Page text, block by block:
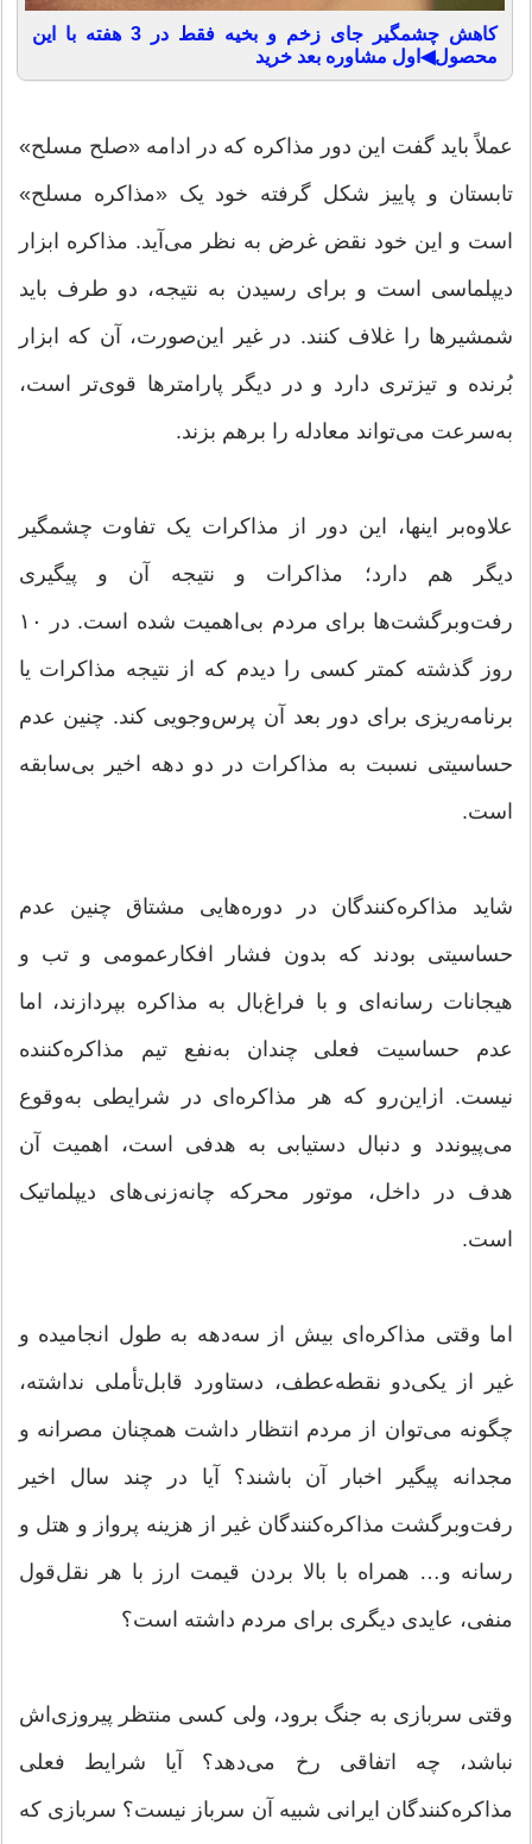
کاهش چشمگیر جای زخم و بخیه فقط در 3 هفته با این
محصول◀اول مشاوره بعد خرید
عملاً باید گفت این دور مذاکره که در ادامه «صلح مسلح»
تابستان و پاییز شکل گرفته خود یک «مذاکره مسلح»
است و این خود نقض غرض به نظر می‌آید. مذاکره ابزار
دیپلماسی است و برای رسیدن به نتیجه، دو طرف باید
شمشیرها را غلاف کنند. در غیر این‌صورت، آن که ابزار
بُرنده ‌و تیزتری دارد و در دیگر پارامترها قوی‌تر است،
به‌سرعت می‌تواند معادله را برهم بزند.
علاوه‌بر اینها، این دور از مذاکرات یک تفاوت چشمگیر
دیگر هم دارد؛ مذاکرات و نتیجه آن و پیگیری
رفت‌و‌برگشت‌ها برای مردم بی‌اهمیت شده‌ است. در ۱۰
روز گذشته کمتر کسی را دیدم که از نتیجه مذاکرات یا
برنامه‌ریزی برای دور بعد آن پرس‌و‌جویی کند. چنین عدم
حساسیتی نسبت به مذاکرات در دو دهه اخیر بی‌سابقه
است.
شاید مذاکره‌کنندگان در دوره‌هایی مشتاق چنین عدم
حساسیتی بودند که بدون فشار افکار‌عمومی و تب و
هیجانات رسانه‌ای و با فراغ‌بال به مذاکره بپردازند، اما
عدم حساسیت فعلی چندان به‌نفع تیم مذاکره‌کننده
نیست. ازاین‌رو که هر مذاکره‌ای در شرایطی به‌وقوع
می‌پیوندد و دنبال دستیابی به هدفی است، اهمیت آن
هدف در داخل، موتور محرکه چانه‌زنی‌های دیپلماتیک
است.
اما وقتی مذاکره‌ای بیش از سه‌دهه به طول انجامیده و
غیر از یکی‌دو نقطه‌عطف، دستاورد قابل‌تأملی نداشته،
چگونه می‌توان از مردم انتظار داشت همچنان مصرانه و
مجدانه پیگیر اخبار آن‌ باشند؟ آیا در چند سال اخیر
رفت‌وبرگشت مذاکره‌کنندگان غیر از هزینه‌ پرواز و هتل و
رسانه و… همراه با بالا بردن قیمت ارز با هر نقل‌قول
منفی، عایدی دیگری برای مردم داشته‌ است؟
وقتی سربازی به جنگ برود، ولی کسی منتظر پیروزی‌اش
نباشد، چه اتفاقی رخ می‌دهد؟ آیا شرایط فعلی
مذاکره‌کنندگان ایرانی شبیه آن سرباز نیست؟ سربازی که